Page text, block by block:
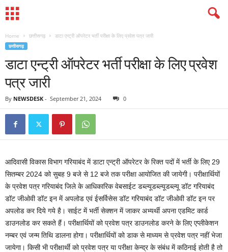
Home छत्तीसगढ़ डाटा एन्ट्री ऑपरेटर भर्ती परीक्षा के लिए प्रवेश पत्र जारी
छत्तीसगढ़
डाटा एन्ट्री ऑपरेटर भर्ती परीक्षा के लिए प्रवेश
पत्र जारी
By NEWSDESK - September 21, 2024 0
आदिवासी विकास विभाग गरियाबंद में डाटा एन्ट्री ऑपरेटर के रिक्त पदों में भर्ती के लिए 29
सितम्बर 2024 को सुबह 9 बजे से 12 बजे तक परीक्षा आयोजित की जायेगी। परीक्षार्थियों
के प्रवेश पत्र गरियाबंद जिले के आधिकारिक वेबसाईट डब्ल्यूडब्ल्यूडब्ल्यू डॉट गरियाबंद
डॉट जीओवी डॉट इन में अपलोड एवं ईसर्विसेस डॉट गरियाबंद डॉट जीओवी डॉट इन पर
अपलोड कर दिये गये है। साईट में भर्ती सेक्शन में जाकर अभ्यर्थी अपना एडमिट कार्ड
डाउनलोड कर सकते हैं। परीक्षार्थियों को प्रवेश पत्र डाउनलोड करने के लिए एप्लीकेशन
नम्बर एवं जन्म तिथि डालना होगा। परीक्षार्थियों को डाक से माध्यम से प्रवेश पत्र नहीं भेजा
जायेगा। किसी भी परीक्षार्थी को प्रवेश पत्र या परीक्षा केन्द्र के संबंध में कठिनाई होती है तो